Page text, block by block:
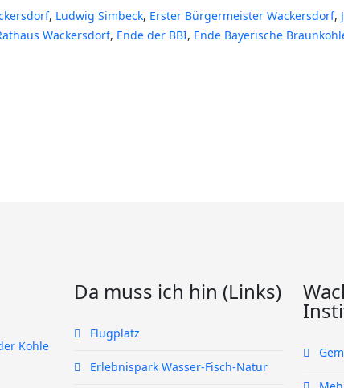
, Ludwig Simbeck, Erster Bürgermeister Wackersdorf,
Wackersdorf, Ende der BBI, Ende Bayerische
Kohle
Da muss ich hin (Links)
Flugplatz
Erlebnispark Wasser-Fisch-Natur